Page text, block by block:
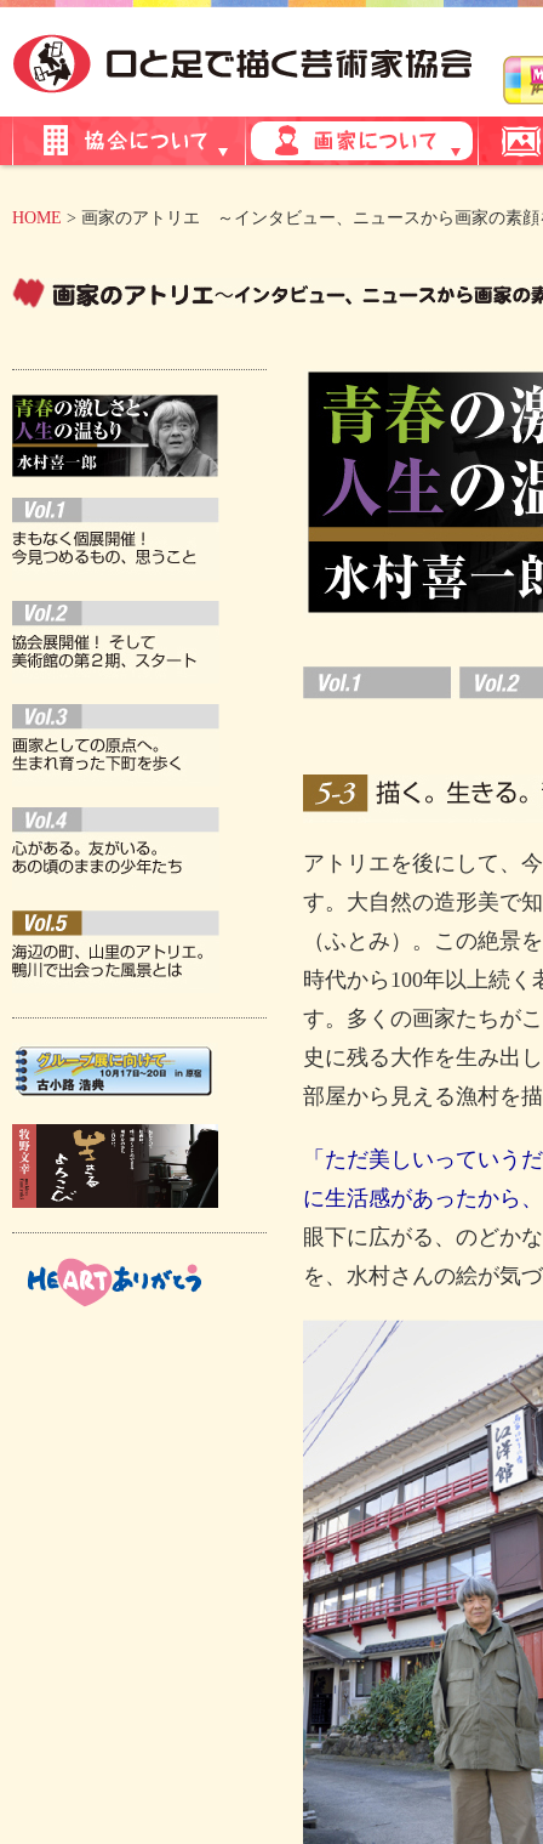
HOME > 画家のアトリエ ～インタビュー、ニュースから画家の素
アトリエを後にして、
す。大自然の造形美で
（ふとみ）。この絶景
時代から100年以上続
す。多くの画家たちが
史に残る大作を生み出
部屋から見える漁村を
「ただ美しいっていう
に生活感があったから
眼下に広がる、のどか
を、水村さんの絵が気